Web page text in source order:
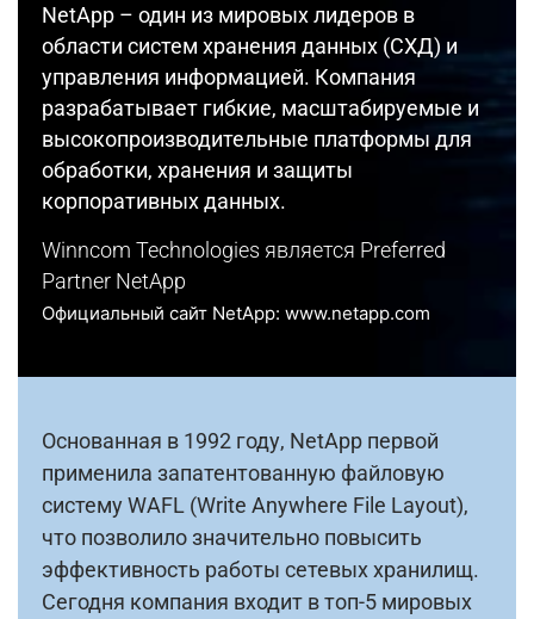
NetApp – один из мировых лидеров в
области систем хранения данных (СХД) и
управления информацией. Компания
разрабатывает гибкие, масштабируемые и
высокопроизводительные платформы для
обработки, хранения и защиты
корпоративных данных.
Winncom Technologies является Preferred
Partner NetApp
Официальный сайт NetApp: www.netapp.com
Основанная в 1992 году, NetApp первой
применила запатентованную файловую
систему WAFL (Write Anywhere File Layout),
что позволило значительно повысить
эффективность работы сетевых хранилищ.
Сегодня компания входит в топ-5 мировых